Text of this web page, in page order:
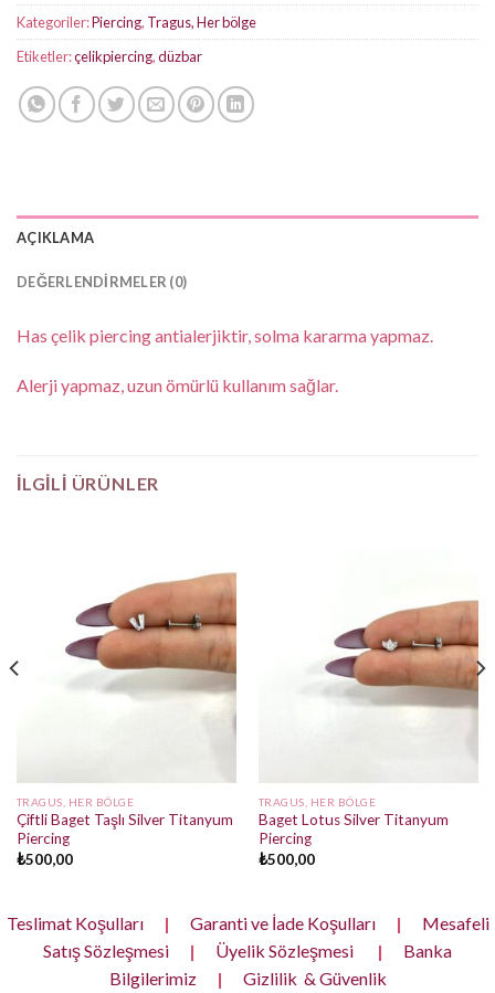
Kategoriler:Piercing, Tragus, Her bölge
Etiketler:çelikpiercing,düzbar
AÇIKLAMA
DEĞERLENDIRMELER (0)
Has çelik piercing antialerjiktir, solma kararma yapmaz.
Alerji yapmaz, uzun ömürlü kullanım sağlar.
İLGILI ÜRÜNLER
TRAGUS, HER BÖLGE
Çiftli Baget Taşlı Silver Titanyum
Piercing
₺500,00
TRAGUS, HER BÖLGE
Baget Lotus Silver Titanyum
Piercing
₺500,00
Teslimat Koşulları | Garanti ve İade Koşulları |
Mesafeli
Satış Sözleşmesi
| Üyelik Sözleşmesi |
Banka
Bilgilerimiz
| Gizlilik & Güvenlik